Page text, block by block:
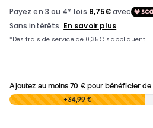
Ajoutez au moins70 €pour bénéficier de
0,00 € +34,99 €